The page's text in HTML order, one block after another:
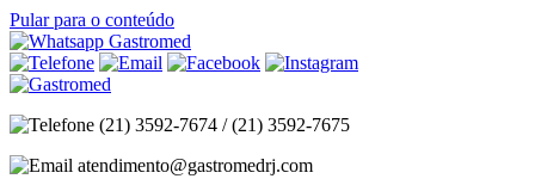
Pular para o conteúdo
(21) 3592-7674 / (21) 3592-7675
atendimento@gastromedrj.com